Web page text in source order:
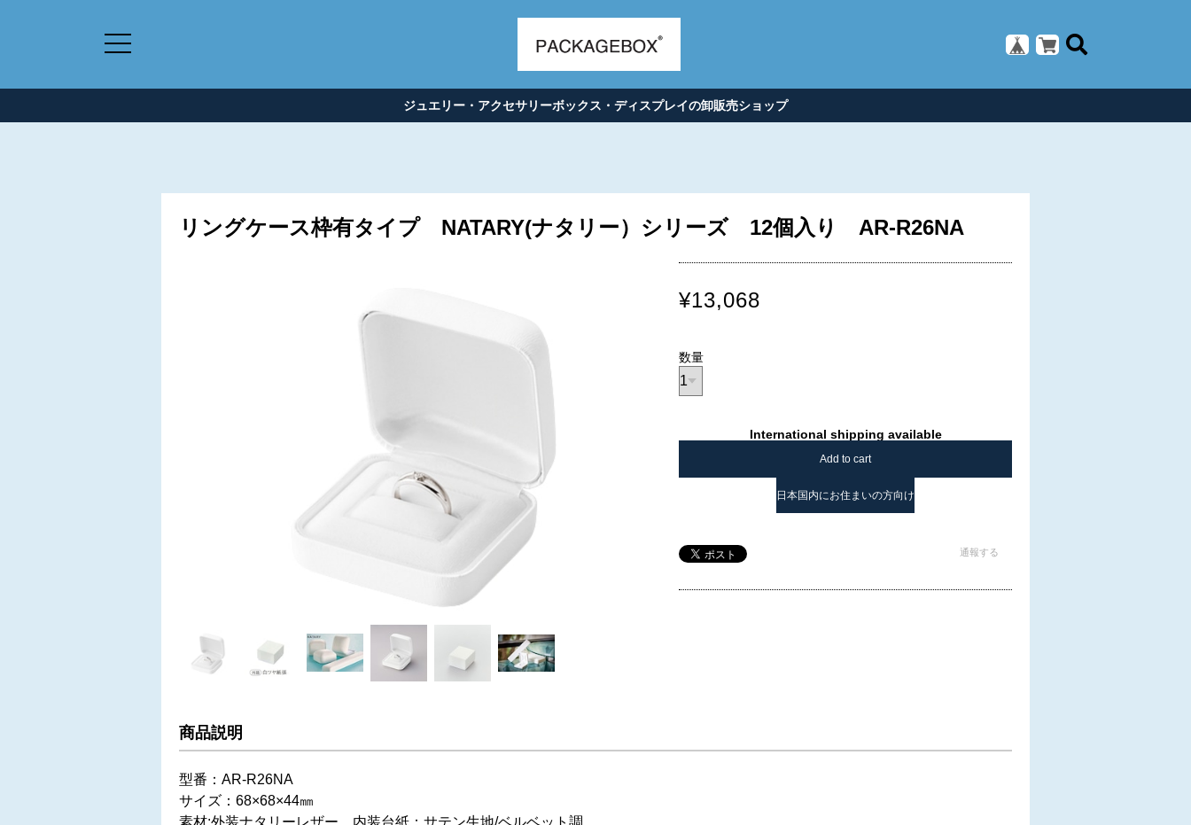
ジュエリー・アクセサリーボックス・ディスプレイの卸販売ショップ
リングケース枠有タイプ NATARY(ナタリー）シリーズ 12個入り AR-R26NA
¥13,068
数量
International shipping available
Add to cart
日本国内にお住まいの方向け
通報する
商品説明
型番：AR-R26NA
サイズ：68×68×44㎜
素材:外装ナタリーレザー 内装台紙：サテン生地/ベルベット調